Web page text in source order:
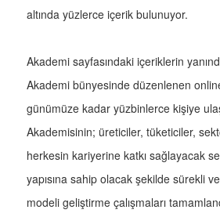
altında yüzlerce içerik bulunuyor.
Akademi sayfasındaki içeriklerin
Akademi bünyesinde düzenlenen
günümüze kadar yüzbinlerce kişiye
Akademisinin; üreticiler, tüketiciler,
herkesin kariyerine katkı sağlayacak
yapısına sahip olacak şekilde sürekli
modeli geliştirme çalışmaları